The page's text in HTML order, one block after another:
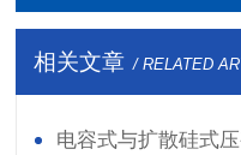
相关文章 / RELATED
电容式与扩散硅式